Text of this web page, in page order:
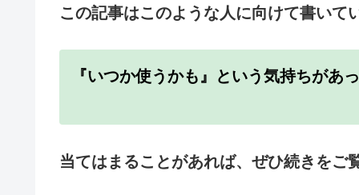
この記事はこのような人に向けて書いて
『いつか使うかも』という気持ちがあ
当てはまることがあれば、ぜひ続きをご